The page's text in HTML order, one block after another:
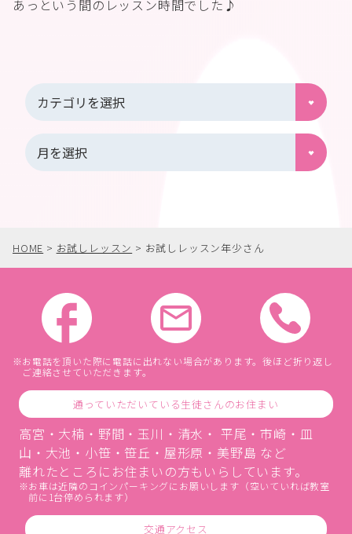
あっという間のレッスン時間でした♪
HOME > お試しレッスン > お試しレッスン年少さん
お電話を頂いた際に電話に出れない場合があります。後ほど折り返し
ご連絡させていただきます。
通っていただいている生徒さんのお住まい
高宮・大楠・野間・玉川・清水・ 平尾・市崎・皿
山・大池・小笹・笹丘・屋形原・美野島 など
離れたところにお住まいの方もいらしています。
お車は近隣のコインパーキングにお願いします（空いていれば教室
前に1台停められます）
交通アクセス